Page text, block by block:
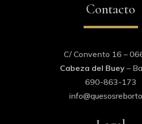
Contacto
C/ Convento 16 –
Cabeza del Buey–
690-863-173